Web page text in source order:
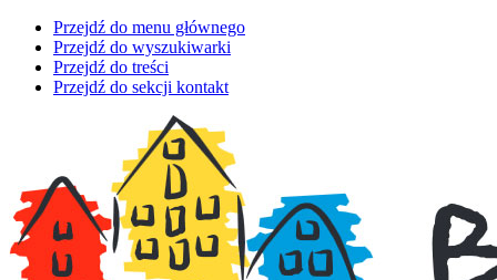
Przejdź do menu głównego
Przejdź do wyszukiwarki
Przejdź do treści
Przejdź do sekcji kontakt